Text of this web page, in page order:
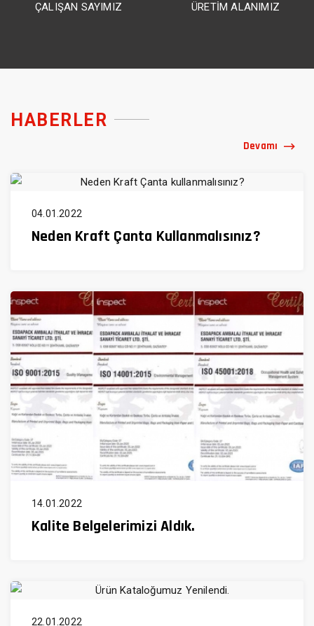
ÇALIŞAN SAYIMIZ ÜRETİM ALANIMIZ
HABERLER
Devamı
04.01.2022
Neden Kraft Çanta Kullanmalısınız?
14.01.2022
Kalite Belgelerimizi Aldık.
22.01.2022